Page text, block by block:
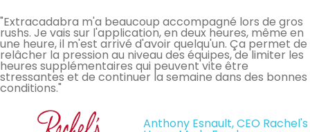
"Extracadabra m'a beaucoup accompagné lors de gros
rushs. Je vais sur l'application, en deux heures, même en
une heure, il m'est arrivé d'avoir quelqu'un. Ça permet de
relâcher la pression au niveau des équipes, de limiter les
heures supplémentaires qui peuvent vite être
stressantes et de continuer la semaine dans des bonnes
conditions."
Anthony Esnault, CEO Rachel's